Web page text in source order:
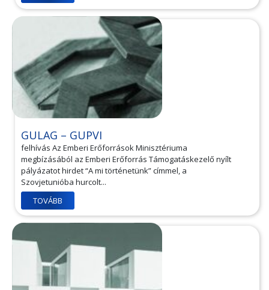
GULAG – GUPVI
felhívás Az Emberi Erőforrások Minisztériuma
megbízásából az Emberi Erőforrás Támogatáskezelő nyílt
pályázatot hirdet “A mi történetünk” címmel, a
Szovjetunióba hurcolt...
TOVÁBB